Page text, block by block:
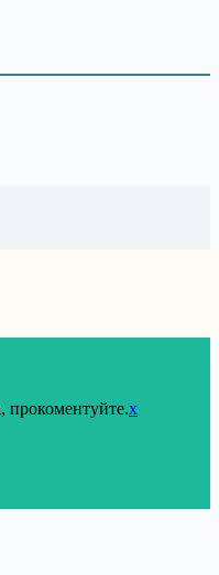
прокоментуйте.x